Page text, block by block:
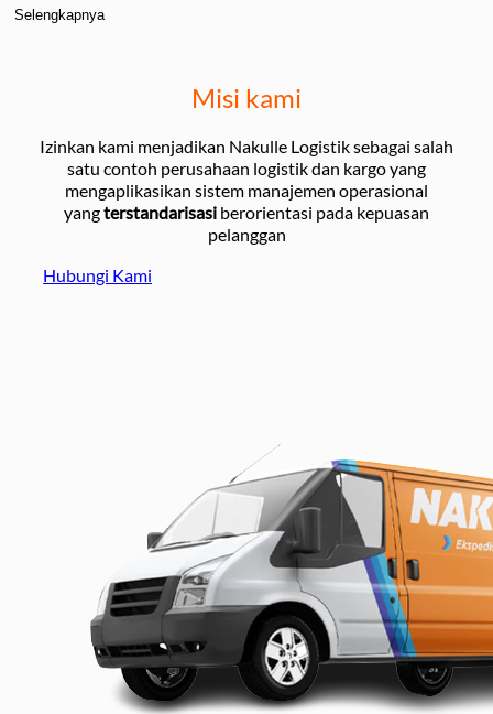
Selengkapnya
Misi kami
Izinkan kami menjadikan Nakulle Logistik sebagai salah
satu contoh perusahaan logistik dan kargo yang
mengaplikasikan sistem manajemen operasional
yangterstandarisasi berorientasi pada kepuasan
pelanggan
Hubungi Kami